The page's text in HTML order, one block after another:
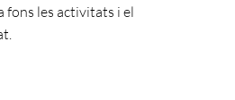
fons les activitats i el